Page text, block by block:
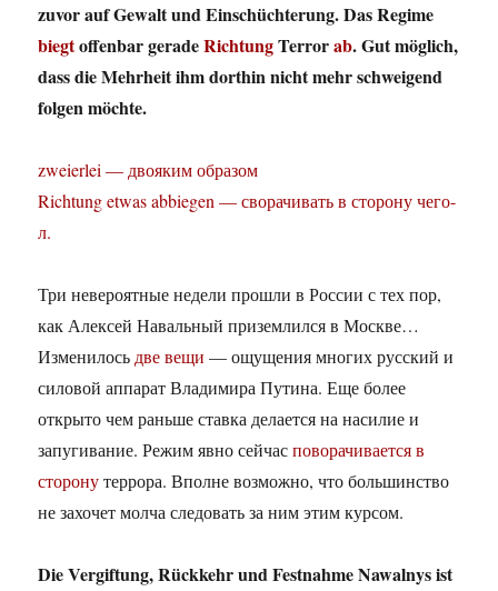
zuvor auf Gewalt und Einschüchterung. Das Regime
biegtoffenbar geradeRichtungTerrorab. Gut möglich,
dass die Mehrheit ihm dorthin nicht mehr schweigend
folgen möchte.
zweierlei — двояким образом
Richtung etwas abbiegen — сворачивать в сторону чего-
л.
Три невероятные недели прошли в России с тех пор,
как Алексей Навальный приземлился в Москве…
Изменилосьдве вещи — ощущения многих русский и
силовой аппарат Владимира Путина. Еще более
открыто чем раньше ставка делается на насилие и
запугивание. Режим явно сейчасповорачивается в
сторонутеррора. Вполне возможно, что большинство
не захочет молча следовать за ним этим курсом.
Die Vergiftung, Rückkehr und Festnahme Nawalnys ist